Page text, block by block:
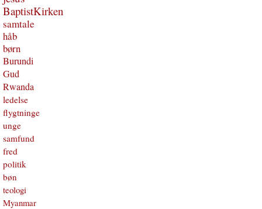
BaptistKirken
samtale
håb
børn
Burundi
Gud
Rwanda
ledelse
flygtninge
unge
samfund
fred
politik
bøn
teologi
Myanmar